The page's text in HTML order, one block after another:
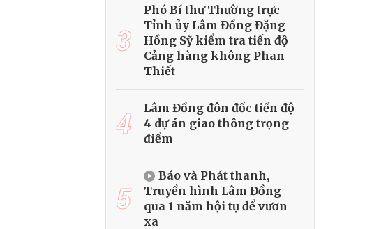
3
Phó Bí thư Thường trực
Tỉnh ủy Lâm Đồng Đặng
Hồng Sỹ kiểm tra tiến độ
Cảng hàng không Phan
Thiết
4
Lâm Đồng đôn đốc tiến độ
4 dự án giao thông trọng
điểm
5
Báo và Phát thanh,
Truyền hình Lâm Đồng
qua 1 năm hội tụ để vươn
xa